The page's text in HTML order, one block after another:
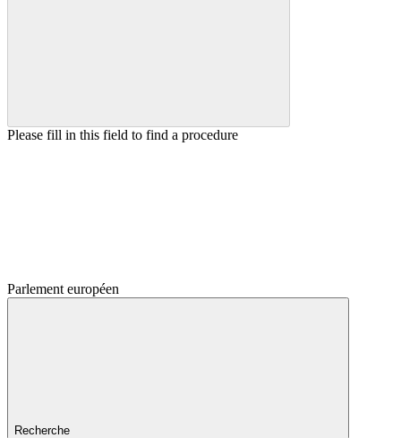
Please fill in this field to find a procedure
Parlement européen
Recherche